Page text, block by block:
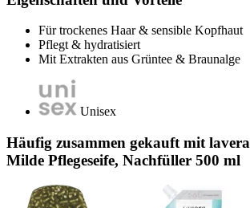
Für trockenes Haar & sensible Kopfhaut
Pflegt & hydratisiert
Mit Extrakten aus Grüntee & Braunalge
Unisex
Häufig zusammen gekauft mit
Milde Pflegeseife, Nachfüller 500 ml